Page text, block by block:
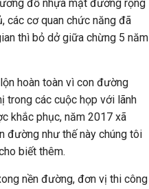
đổ nhựa mặt đường rộng
các cơ quan chức năng đã
thì bỏ dở giữa chừng 5 năm
hoàn toàn vì con đường
trong các cuộc họp với lãnh
khắc phục, năm 2017 xã
đường như thế này chúng tôi
biết thêm.
nền đường, đơn vị thi công